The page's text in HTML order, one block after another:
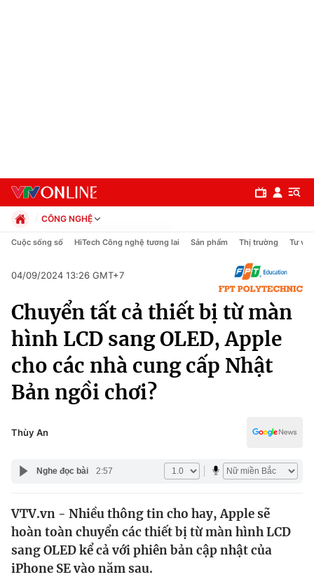
Chính trị
Xã hội
Pháp luật
Y tế
Thế giới
Tin tức
Thế giới đó đây
Câu chuyện quốc tế
Kinh tế
Tài chính
Dữ liệu và đời sống
CÔNG NGHỆ
Chính trị
Pháp luật
Thể thao
Truyền hình
Văn hóa - Giải trí
Y tế
Đời sống
Công nghệ
Cuộc sống số HiTech Công nghệ tương lai Sản phẩm Thị trường Tư vấn
04/09/2024 13:26 GMT+7
Chuyển tất cả thiết bị từ màn
hình LCD sang OLED, Apple
cho các nhà cung cấp Nhật
Bản ngồi chơi?
Thùy An
Nghe đọc bài 2:57
VTV.vn - Nhiều thông tin cho hay, Apple sẽ
hoàn toàn chuyển các thiết bị từ màn hình LCD
sang OLED kể cả với phiên bản cập nhật của
iPhone SE vào năm sau.